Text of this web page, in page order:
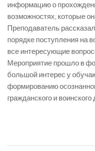
информацию о
возможностях, которые
Преподаватель
порядке поступления на
все интересующие
Мероприятие прошло в
большой интерес у
формированию
гражданского и воинского